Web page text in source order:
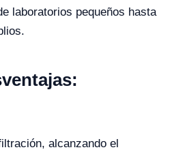
laboratorios pequeños hasta
alcanzando el